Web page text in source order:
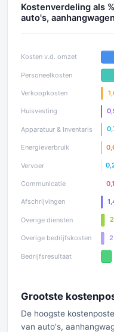
Kostenverdeling als
auto's,
Grootste
De hoogste
van auto's,